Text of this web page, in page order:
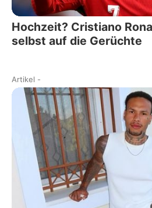
Hochzeit? Cristiano
selbst auf die Gerüchte
Artikel -